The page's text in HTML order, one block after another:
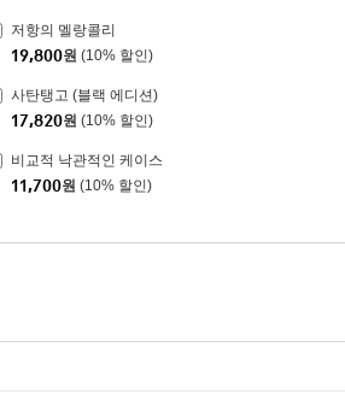
저항의 멜랑콜리
19,800원 (10% 할인)
사탄탱고 (블랙 에디션)
17,820원 (10% 할인)
비교적 낙관적인 케이스
11,700원 (10% 할인)